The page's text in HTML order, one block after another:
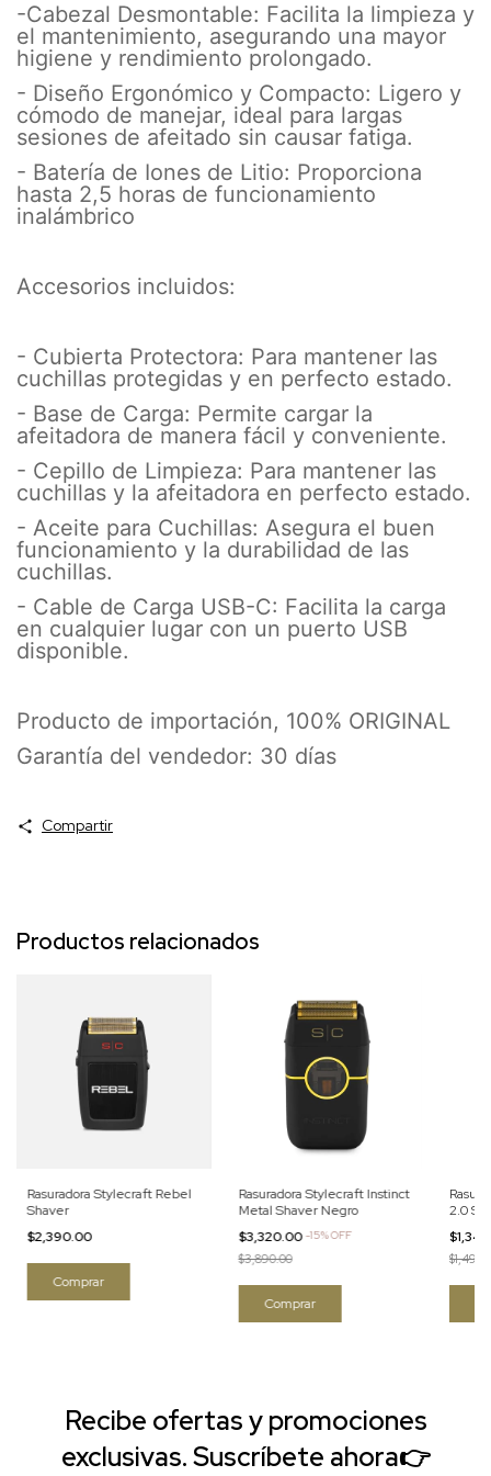
-Cabezal Desmontable: Facilita la limpieza y
el mantenimiento, asegurando una mayor
higiene y rendimiento prolongado.
- Diseño Ergonómico y Compacto: Ligero y
cómodo de manejar, ideal para largas
sesiones de afeitado sin causar fatiga.
- Batería de Iones de Litio: Proporciona
hasta 2,5 horas de funcionamiento
inalámbrico
Accesorios incluidos:
- Cubierta Protectora: Para mantener las
cuchillas protegidas y en perfecto estado.
- Base de Carga: Permite cargar la
afeitadora de manera fácil y conveniente.
- Cepillo de Limpieza: Para mantener las
cuchillas y la afeitadora en perfecto estado.
- Aceite para Cuchillas: Asegura el buen
funcionamiento y la durabilidad de las
cuchillas.
- Cable de Carga USB-C: Facilita la carga
en cualquier lugar con un puerto USB
disponible.
Producto de importación, 100% ORIGINAL
Garantía del vendedor: 30 días
Compartir
Productos relacionados
Rasuradora Stylecraft Rebel
Shaver
$2,390.00
Rasuradora Stylecraft Instinct
Metal Shaver Negro
$3,320.00 -15%OFF
$3,890.00
2.0
Recibe ofertas y promociones
exclusivas. Suscríbete ahora👉